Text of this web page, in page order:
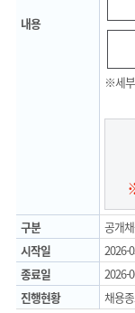
내용
※세
구분
공개
시작일
2026-
종료일
2026-
진행현황
채용